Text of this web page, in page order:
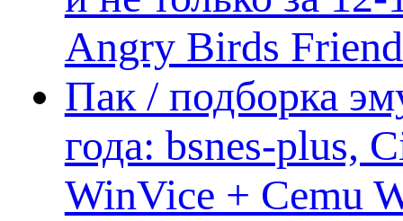
Angry Birds
Пак / подборка
года: bsnes-plus,
WinVice + Cemu